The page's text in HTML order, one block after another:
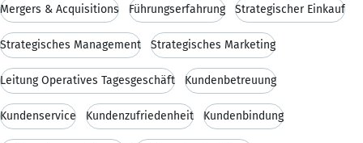
Mergers & Acquisitions Führungserfahrung Strategischer Einkauf
Strategisches Management Strategisches Marketing
Leitung Operatives Tagesgeschäft Kundenbetreuung
Kundenservice Kundenzufriedenheit Kundenbindung